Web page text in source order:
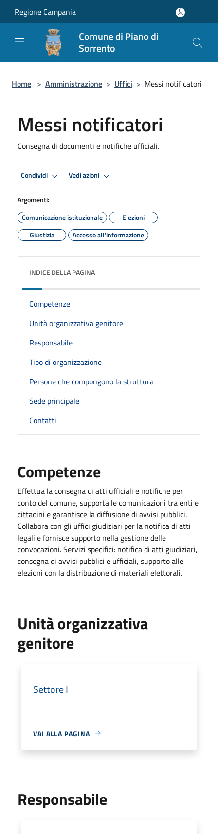
Regione Campania
Comune di Piano di
Sorrento
Home > Amministrazione > Uffici > Messi notificatori
Messi notificatori
Consegna di documenti e notifiche ufficiali.
Condividi Vedi azioni
Argomenti:
Comunicazione istituzionale
Elezioni
Giustizia
Accesso all'informazione
INDICE DELLA PAGINA
Competenze
Unità organizzativa genitore
Responsabile
Tipo di organizzazione
Persone che compongono la struttura
Sede principale
Contatti
Competenze
Effettua la consegna di atti ufficiali e notifiche per
conto del comune, supporta le comunicazioni tra enti e
cittadini e garantisce la diffusione di avvisi pubblici.
Collabora con gli uffici giudiziari per la notifica di atti
legali e fornisce supporto nella gestione delle
convocazioni. Servizi specifici: notifica di atti giudiziari,
consegna di avvisi pubblici e ufficiali, supporto alle
elezioni con la distribuzione di materiali elettorali.
Unità organizzativa
genitore
Settore I
VAI ALLA PAGINA
Responsabile